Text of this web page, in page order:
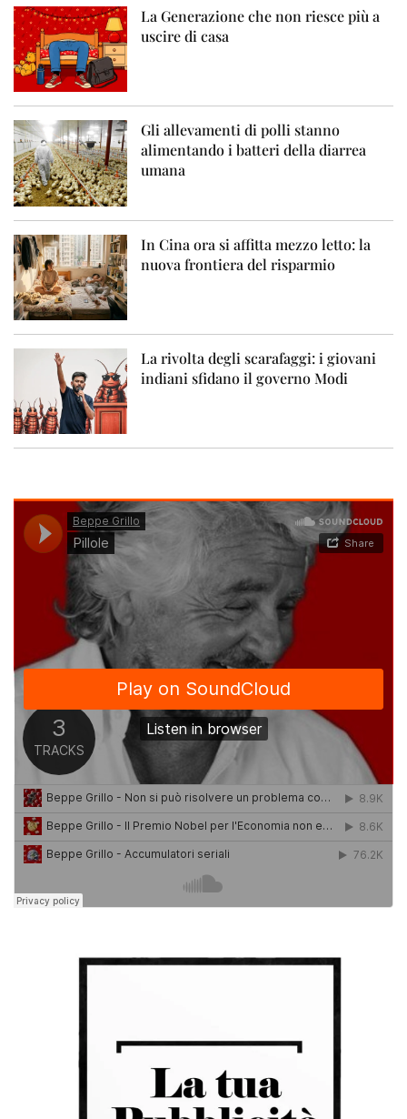
La Generazione che non riesce più a
uscire di casa
Gli allevamenti di polli stanno
alimentando i batteri della diarrea
umana
In Cina ora si affitta mezzo letto: la
nuova frontiera del risparmio
La rivolta degli scarafaggi: i giovani
indiani sfidano il governo Modi